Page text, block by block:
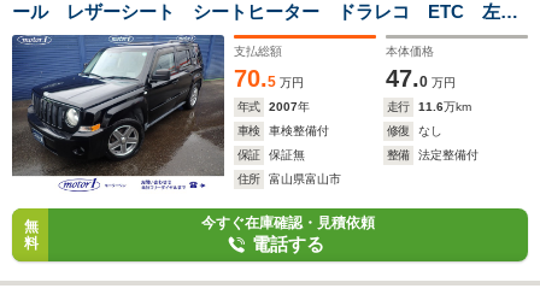
ール レザーシート シートヒーター ドラレコ ETC 左サ
イドカメラ フロントフォグライト 純正17インチアルミ
支払総額
70.5 万円
本体価格
47.0 万円
年式
2007年 走行 11.6万km
車検
車検整備付 修復
なし
保証
保証無 整備
法定整備付
住所
富山県富山市
無
料
今すぐ在庫確認・見積依頼
電話する